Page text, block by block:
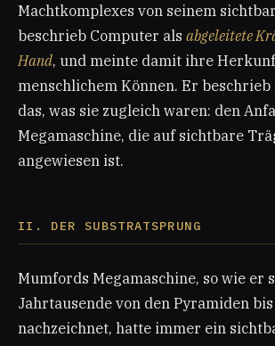
Machtkomplexes von seinem
beschrieb Computer als abgeleitete
Hand, und meinte damit ihre
menschlichem Können. Er beschrieb
das, was sie zugleich waren: den
Megamaschine, die auf sichtbare
angewiesen ist.
II. DER SUBSTRATSPRUNG
Mumfords Megamaschine, so wie er
Jahrtausende von den Pyramiden
nachzeichnet, hatte immer ein